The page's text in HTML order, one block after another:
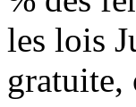
les lois
gratuite,